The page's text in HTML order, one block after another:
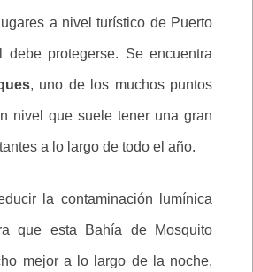
a nivel turístico de Puerto
debe protegerse. Se encuentra
, uno de los muchos puntos
nivel que suele tener una gran
a lo largo de todo el año.
la contaminación lumínica
que esta Bahía de Mosquito
mejor a lo largo de la noche,